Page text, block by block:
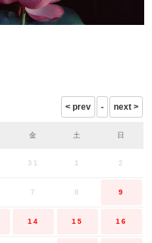
金 土 日
31 1 2
7 8 9
14 15 16